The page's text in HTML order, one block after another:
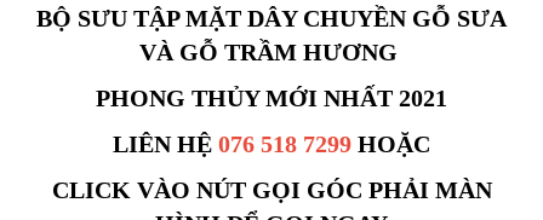
BỘ SƯU TẬP MẶT DÂY CHUYỀN GỖ SƯA
VÀ GỖ TRẦM HƯƠNG
PHONG THỦY MỚI NHẤT 2021
LIÊN HỆ 076 518 7299 HOẶC
CLICK VÀO NÚT GỌI GÓC PHẢI MÀN